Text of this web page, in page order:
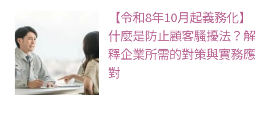
【令和8年10月起義務化】
什麼是防止顧客騷擾法？解
釋企業所需的對策與實務應
對